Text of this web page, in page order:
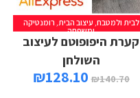
לבית ולמטבח, עיצוב הבית, רומנטיקה
ומשפחה
קערת היפופוטם לעיצוב
השולחן
₪140.70
₪128.10